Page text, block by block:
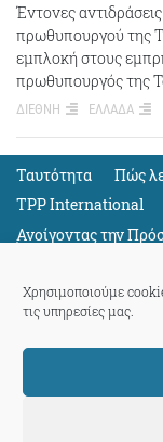
Χρησιμοποιούμε
τις υπηρεσίες μας.
Έντονες
πρωθυπουργού της
εμπλοκή στους
πρωθυπουργός της
ΔΙΕΘΝΗ ΕΛΛΑΔΑ
Ταυτότητα Πώς
TPP International
Ανοίγοντας την
Όλους